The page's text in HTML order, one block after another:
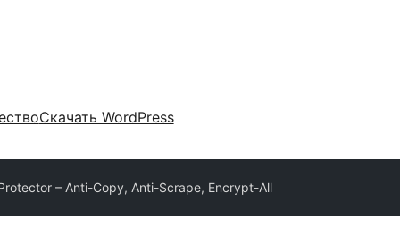
Скачать WordPress
– Anti-Copy, Anti-Scrape, Encrypt-All